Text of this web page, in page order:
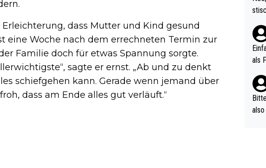
dass Mutter und Kind gesund
eine Woche nach dem errechneten Termin zur
Familie doch für etwas Spannung sorgte.
sagte er ernst. „Ab und zu denkt
schiefgehen kann. Gerade wenn jemand über
dass am Ende alles gut verläuft.“
(in
als
nes
ttler
vV
als